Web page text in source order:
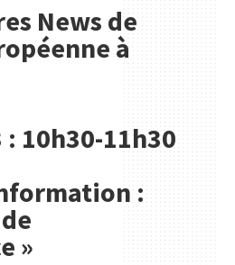
News de
à
10h30-11h30
:
»